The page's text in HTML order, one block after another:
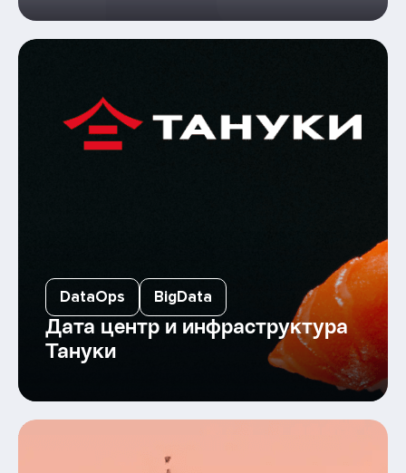
DataOps BigData
Дата центр и инфраструктура
Тануки